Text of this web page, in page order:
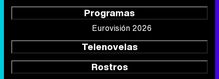
Programas
Eurovisión 2026
Telenovelas
Rostros